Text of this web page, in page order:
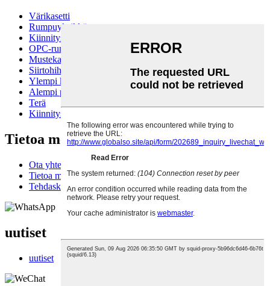
Värikasetti
Rumpuyksikkö
Kiinnitysyksikkö
OPC-rumpu
Mustekasetti
Siirtohihna
Ylempi kiinnitysrulla
Alempi painerulla
Terä
Kiinnityslaitteen filmiholkki
Tietoa meistä
Ota yhteyttä
Tietoa meistä
Tehdaskierros
uutiset
uutiset